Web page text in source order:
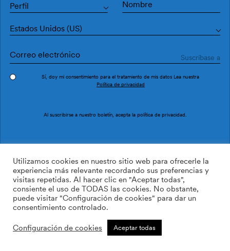
Ref. M3025-4
113.64$ /m2
Perfil
Estados Unidos (US)
Sí, doy mi consentimiento para el tratamiento de mis datos Lea nuestra
Política de privacidad
Al suscribirse a nuestro boletín, acepta la política de privacidad
Utilizamos cookies en nuestro sitio web para ofrecerle la
experiencia más relevante recordando sus preferencias y
visitas repetidas. Al hacer clic en "Aceptar todas",
consiente el uso de TODAS las cookies. No obstante,
puede visitar "Configuración de cookies" para dar un
consentimiento controlado.
Configuración de cookies Aceptar todas